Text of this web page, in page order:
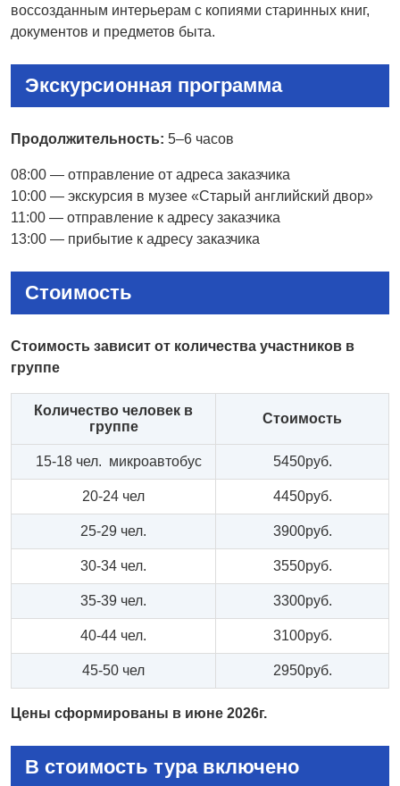
воссозданным интерьерам с копиями старинных книг,
документов и предметов быта.
Экскурсионная программа
Продолжительность: 5–6 часов
08:00 — отправление от адреса заказчика
10:00 — экскурсия в музее «Старый английский двор»
11:00 — отправление к адресу заказчика
13:00 — прибытие к адресу заказчика
Стоимость
Стоимость зависит от количества участников в
группе
Количество человек в
группе
Стоимость
15-18 чел. микроавтобус 5450руб.
20-24 чел 4450руб.
25-29 чел. 3900руб.
30-34 чел. 3550руб.
35-39 чел. 3300руб.
40-44 чел. 3100руб.
45-50 чел 2950руб.
Цены сформированы в июне 2026г.
В стоимость тура включено